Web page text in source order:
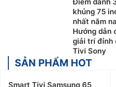
khủng 75
nhất năm
Hướng dẫn
giải trí đỉnh
Tivi Sony
SẢN PHẨM HOT
Smart Tivi Samsung 65